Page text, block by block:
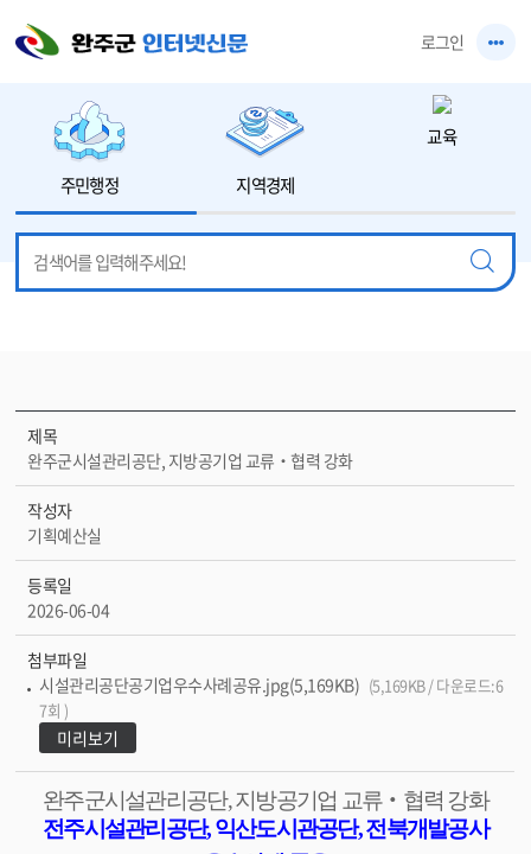
로그인
주민행정 지역경제
교육
제목
완주군시설관리공단, 지방공기업 교류‧협력 강화
작성자
기획예산실
등록일
2026-06-04
첨부파일
시설관리공단공기업우수사례공유.jpg(5,169KB) (5,169KB / 다운로드:6
7회 )
미리보기
완주군시설관리공단,지방공기업 교류‧ 협력 강화
전주시설관리공단,익산도시관공단,전북개발공사